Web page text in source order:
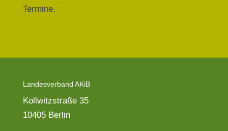
Termine.
Landesverband AKiB
Kollwitzstraße 35
10405 Berlin